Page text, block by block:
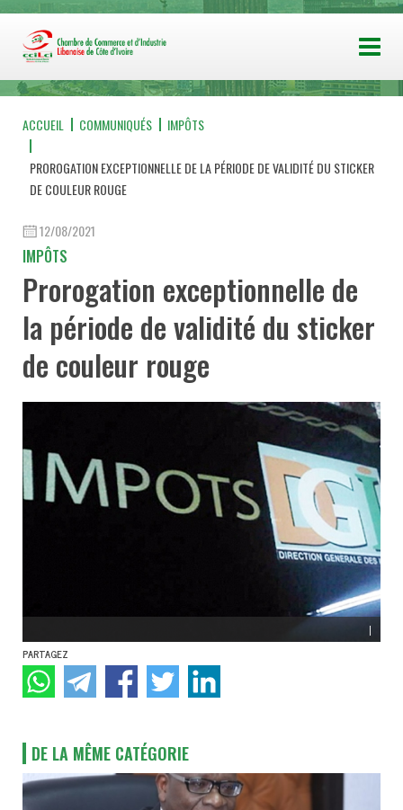
ACCUEIL COMMUNIQUÉS IMPÔTS
PROROGATION EXCEPTIONNELLE DE LA PÉRIODE DE VALIDITÉ DU STICKER
DE COULEUR ROUGE
12/08/2021
IMPÔTS
Prorogation exceptionnelle de
la période de validité du sticker
de couleur rouge
|
PARTAGEZ
DE LA MÊME CATÉGORIE